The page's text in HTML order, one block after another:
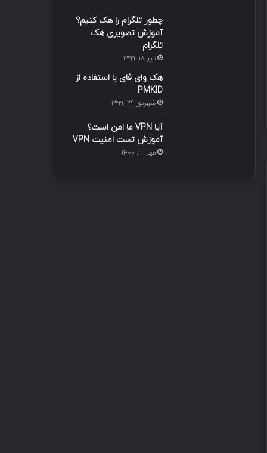
چطور تلگرام را هک کنیم؟
آموزش تصویری هک
تلگرام
تیر ۱۸, ۱۳۹۹
هک وای فای با استفاده از
PMKID
شهریور ۲۴, ۱۳۹۹
آیا VPN ما امن است؟
آموزش تست امنیت VPN
مهر ۲۲, ۱۴۰۰